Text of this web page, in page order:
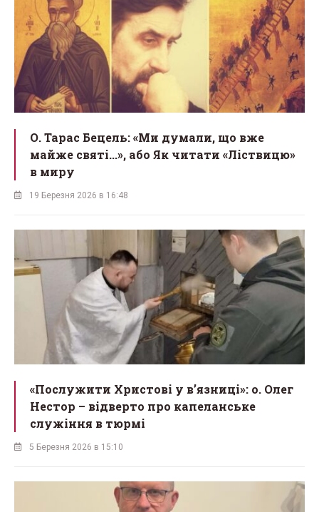
О. Тарас Бецель: «Ми думали, що вже
майже святі...», або Як читати «Ліствицю»
в миру
19 Березня 2026 в 16:48
«Послужити Христові у вʼязниці»: о. Олег
Нестор – відверто про капеланське
служіння в тюрмі
5 Березня 2026 в 15:10